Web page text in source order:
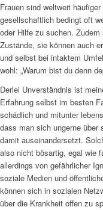
Frauen sind weltweit
gesellschaftlich bedingt oft
oder Hilfe zu suchen.
Zustände, sie können auch
und selbst bei intaktem
wohl: „Warum bist du denn
Derlei Unverständnis ist
Erfahrung selbst im besten
schädlich und mitunter
dass man sich ungerne über
damit auseinandersetzt.
also nicht bösartig, egal wie
allerdings von gefährlicher
soziale Medien und
können sich in sozialen
über die Krankheit offen zu